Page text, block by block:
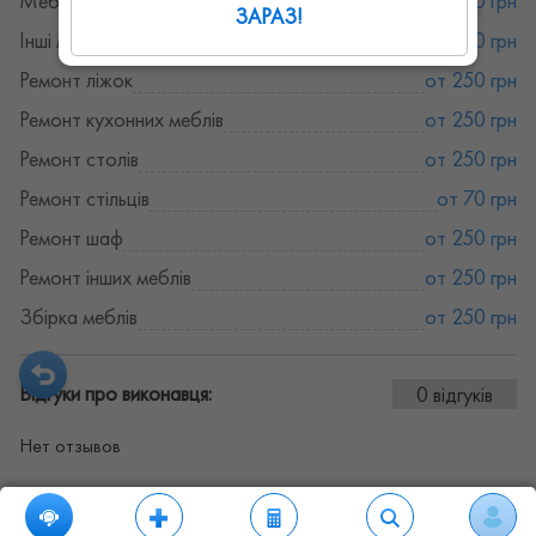
Інші меблеві роботи
от 250 грн
Ремонт ліжок
от 250 грн
Ремонт кухонних меблів
от 250 грн
Ремонт столів
от 250 грн
Ремонт стільців
от 70 грн
Ремонт шаф
от 250 грн
Ремонт інших меблів
от 250 грн
Збірка меблів
от 250 грн
Відгуки про виконавця: 0 відгуків
Нет отзывов
ЗАРАЗ!